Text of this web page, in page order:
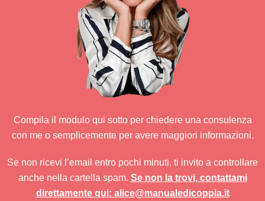
Compila il modulo qui sotto per chiedere una consulenza
con me o semplicemente per avere maggiori informazioni.
Se non ricevi l’email entro pochi minuti, ti invito a controllare
anche nella cartella spam. Se non la trovi, contattami
direttamente qui: alice@manualedicoppia.it